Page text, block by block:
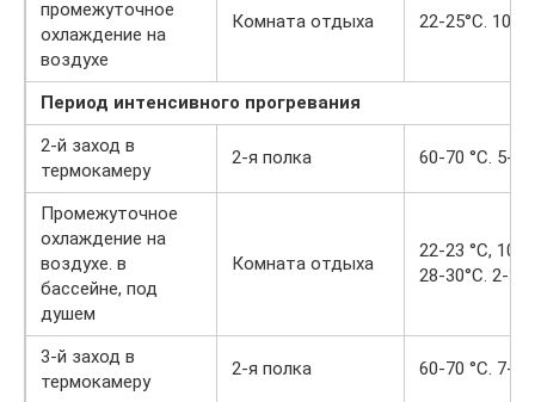
промежуточное
охлаждение на
воздухе
Комната отдыха 22-25°С. 10-
Период интенсивного прогревания
2-й заход в
термокамеру
2-я полка 60-70 °С. 5-
Промежуточное
охлаждение на
воздухе. в
бассейне, под
душем
Комната отдыха
22-23 °С, 10-
28-30°С. 2-3
3-й заход в
термокамеру
2-я полка 60-70 °С. 7-